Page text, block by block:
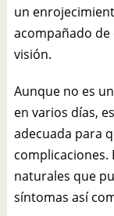
un
acompañado
visión.
Aunque no es
en varios días,
adecuada para
naturales que
síntomas así